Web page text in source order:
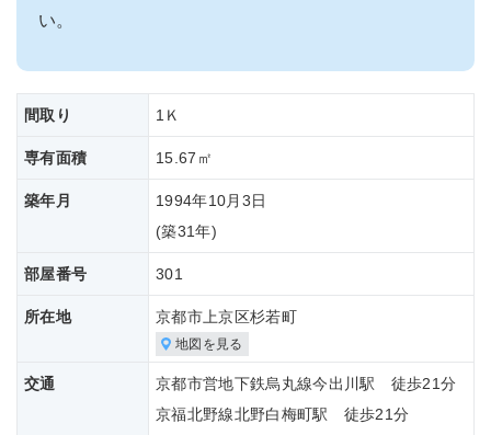
い。
間取り 1Ｋ
専有面積 15.67㎡
築年月
1994年10月3日
(築31年)
部屋番号 301
所在地 京都市上京区杉若町
地図を見る
交通
京都市営地下鉄烏丸線今出川駅 徒歩21分
京福北野線北野白梅町駅 徒歩21分